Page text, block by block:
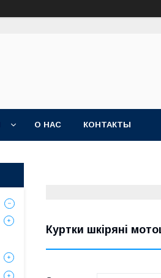
О НАС КОНТАКТЫ
Куртки шкіряні